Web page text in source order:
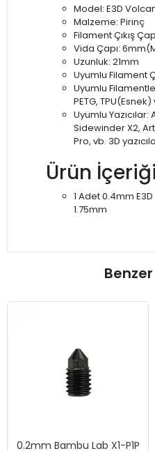
Model: E3D
Malzeme: Pirinç
Filament Çıkış
Vida Çapı:
Uzunluk: 21mm
Uyumlu Filament
Uyumlu
PETG, TPU(Esnek)
Uyumlu
Sidewinder X2,
Pro, vb. 3D
Ürün
1 Adet 0.4mm
1.75mm
0.2mm Bambu Lab X1-P1P